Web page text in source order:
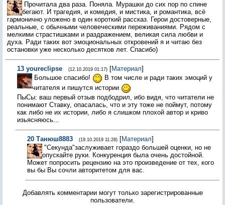
Прочитала два раза. Поняла. Мурашки до сих пор по спине
бегают. И трагедия, и комедия, и мистика, и романтика, всё
гармонично уложено в один короткий рассказ. Герои достоверные,
реальные, с обычными человеческими переживаниями. Рядом с
мелкими страстишками и раздражением, великая сила любви и
духа. Ради таких вот эмоциональных откровений я и читаю без
остановки уже несколько десятков лет. Спасибо)
13 youreclipse (12.10.2019 01:17) [Материал]
Большое спасибо!
В том числе и ради таких эмоций у
читателя и пишутся истории
ПыСы: ваш первый отзыв подбодрил, ибо видя, что читатели не
понимают Ставку, опасалась, что и эту тоже не поймут, потому
как либо не их истории, либо я слишком плохой автор и криво
изьясняюсь...
20 Танюш8883 (19.10.2019 11:28) [Материал]
"Секунда"заслуживает гораздо большей оценки, но не
опускайте руки. Конкуренция была очень достойной.
Может попросить рецензию на это произведение от тех, кого
вы бы Вы сочли авторитетом для вас.
Добавлять комментарии могут только зарегистрированные
пользователи.